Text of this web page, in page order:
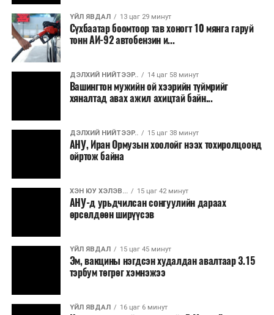
ҮЙЛ ЯВДАЛ 13 цаг 29 минут
Сүхбаатар боомтоор тав хоногт 10 мянга гаруй
тонн АИ-92 автобензин и...
ДЭЛХИЙ НИЙТЭЭР.. 14 цаг 58 минут
Вашингтон мужийн ой хээрийн түймрийг
хяналтад авах ажил ахицтай байн...
ДЭЛХИЙ НИЙТЭЭР.. 15 цаг 38 минут
АНУ, Иран Ормузын хоолойг нээх тохиролцоонд
ойртож байна
ХЭН ЮУ ХЭЛЭВ... 15 цаг 42 минут
АНУ-д урьдчилсан сонгуулийн дараах
өрсөлдөөн ширүүсэв
ҮЙЛ ЯВДАЛ 15 цаг 45 минут
Эм, вакцины нэгдсэн худалдан авалтаар 3.15
тэрбум төгрөг хэмнэжээ
ҮЙЛ ЯВДАЛ 16 цаг 6 минут